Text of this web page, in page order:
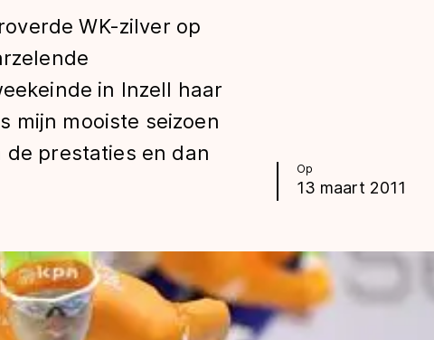
Op
13 maart 2011
WK-zilver op
in Inzell haar
mijn mooiste seizoen
de prestaties en dan